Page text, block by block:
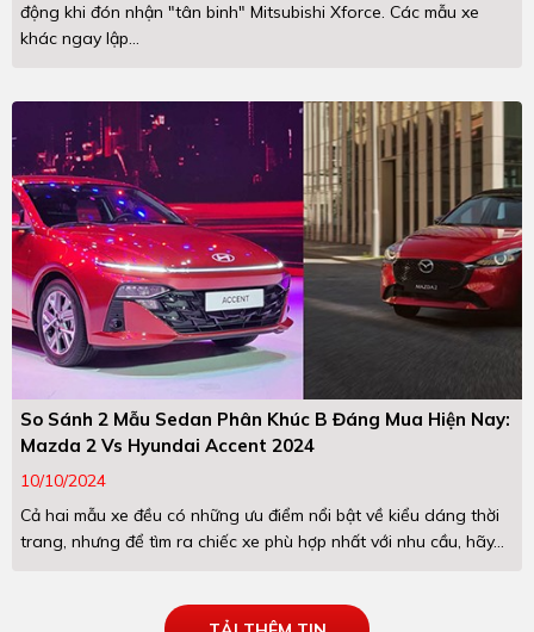
động khi đón nhận "tân binh" Mitsubishi Xforce. Các mẫu xe
khác ngay lập...
So Sánh 2 Mẫu Sedan Phân Khúc B Đáng Mua Hiện Nay:
Mazda 2 Vs Hyundai Accent 2024
10/10/2024
Cả hai mẫu xe đều có những ưu điểm nổi bật về kiểu dáng thời
trang, nhưng để tìm ra chiếc xe phù hợp nhất với nhu cầu, hãy...